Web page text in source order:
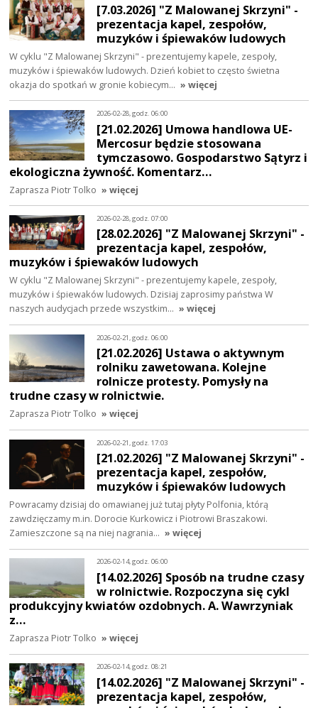
[7.03.2026] "Z Malowanej Skrzyni" -
prezentacja kapel, zespołów,
muzyków i śpiewaków ludowych
W cyklu "Z Malowanej Skrzyni" - prezentujemy kapele, zespoły,
muzyków i śpiewaków ludowych. Dzień kobiet to często świetna
okazja do spotkań w gronie kobiecym… » więcej
2026-02-28, godz. 06:00
[21.02.2026] Umowa handlowa UE-
Mercosur będzie stosowana
tymczasowo. Gospodarstwo Sątyrz i
ekologiczna żywność. Komentarz…
Zaprasza Piotr Tolko » więcej
2026-02-28, godz. 07:00
[28.02.2026] "Z Malowanej Skrzyni" -
prezentacja kapel, zespołów,
muzyków i śpiewaków ludowych
W cyklu "Z Malowanej Skrzyni" - prezentujemy kapele, zespoły,
muzyków i śpiewaków ludowych. Dzisiaj zaprosimy państwa W
naszych audycjach przede wszystkim… » więcej
2026-02-21, godz. 06:00
[21.02.2026] Ustawa o aktywnym
rolniku zawetowana. Kolejne
rolnicze protesty. Pomysły na
trudne czasy w rolnictwie.
Zaprasza Piotr Tolko » więcej
2026-02-21, godz. 17:03
[21.02.2026] "Z Malowanej Skrzyni" -
prezentacja kapel, zespołów,
muzyków i śpiewaków ludowych
Powracamy dzisiaj do omawianej już tutaj płyty Polfonia, którą
zawdzięczamy m.in. Dorocie Kurkowicz i Piotrowi Braszakowi.
Zamieszczone są na niej nagrania… » więcej
2026-02-14, godz. 06:00
[14.02.2026] Sposób na trudne czasy
w rolnictwie. Rozpoczyna się cykl
produkcyjny kwiatów ozdobnych. A. Wawrzyniak
z…
Zaprasza Piotr Tolko » więcej
2026-02-14, godz. 08:21
[14.02.2026] "Z Malowanej Skrzyni" -
prezentacja kapel, zespołów,